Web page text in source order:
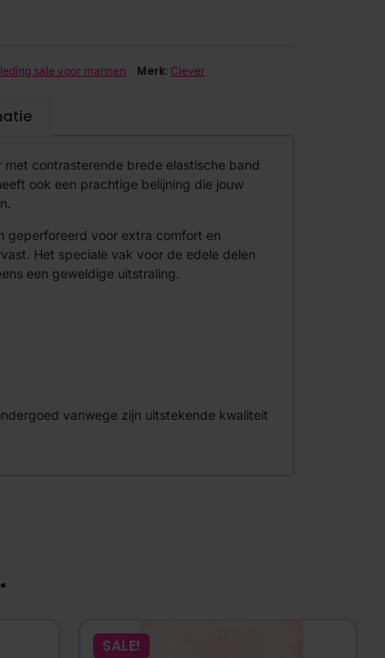
sale voor mannen Merk: Clever
contrasterende brede elastische band
ook een prachtige belijning die jouw
geperforeerd voor extra comfort en
Het speciale vak voor de edele delen
een geweldige uitstraling.
vanwege zijn uitstekende kwaliteit
SALE!